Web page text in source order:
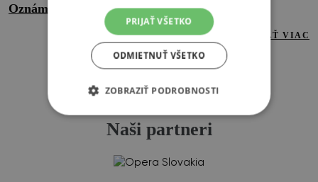
Oznámenie o zmene názvu organizácie
ČÍTAŤ VIAC
Naši partneri
PRIJAŤ VŠETKO
ODMIETNUŤ VŠETKO
ZOBRAZIŤ PODROBNOSTI